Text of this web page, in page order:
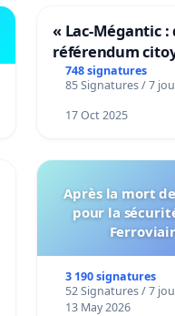
« Lac-Mégantic
référendum
transformation
notre territoire »
748 signatures
85 Signatures / 7
17 Oct 2025
Après la mort
pour la
3 190 signatures
52 Signatures / 7
13 May 2026